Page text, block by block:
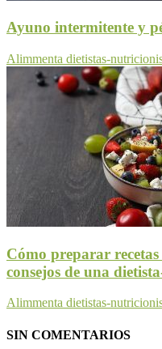
Ayuno intermitente y
Alimmenta dietistas-
Cómo preparar
consejos de una
Alimmenta dietistas-
SIN COMENTARIOS